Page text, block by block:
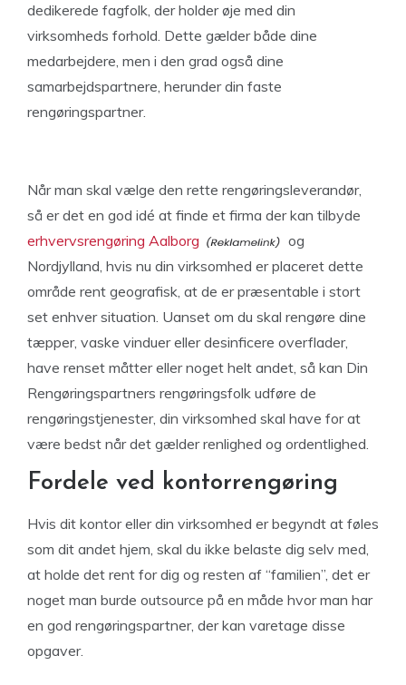
dedikerede fagfolk, der holder øje med din
virksomheds forhold. Dette gælder både dine
medarbejdere, men i den grad også dine
samarbejdspartnere, herunder din faste
rengøringspartner.
Når man skal vælge den rette rengøringsleverandør,
så er det en god idé at finde et firma der kan tilbyde
erhvervsrengøring Aalborg
og
Nordjylland, hvis nu din virksomhed er placeret dette
område rent geografisk, at de er præsentable i stort
set enhver situation. Uanset om du skal rengøre dine
tæpper, vaske vinduer eller desinficere overflader,
have renset måtter eller noget helt andet, så kan Din
Rengøringspartners rengøringsfolk udføre de
rengøringstjenester, din virksomhed skal have for at
være bedst når det gælder renlighed og ordentlighed.
Fordele ved kontorrengøring
Hvis dit kontor eller din virksomhed er begyndt at føles
som dit andet hjem, skal du ikke belaste dig selv med,
at holde det rent for dig og resten af “familien”, det er
noget man burde outsource på en måde hvor man har
en god rengøringspartner, der kan varetage disse
opgaver.